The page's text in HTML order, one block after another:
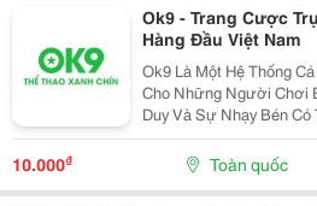
Ok9 - Trang Cược
Hàng Đầu Việt Nam
Ok9 Là Một Hệ Thống
Cho Những Người Chơi
Duy Và Sự Nhạy Bén
Thành Một Chiến Thắng
Sân Chơi Cho Những
Là Đấu...
10.000₫ Toàn quốc